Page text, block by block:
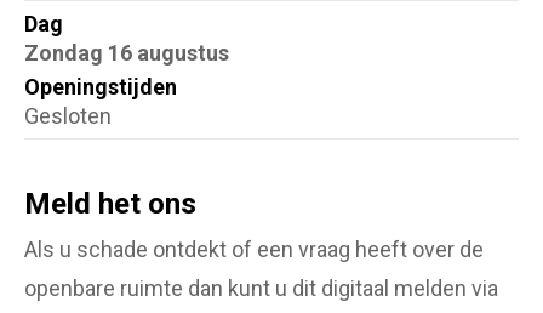
Dag
Zondag 16 augustus
Openingstijden
Gesloten
Meld het ons
Als u schade ontdekt of een vraag heeft over de
openbare ruimte dan kunt u dit digitaal melden via